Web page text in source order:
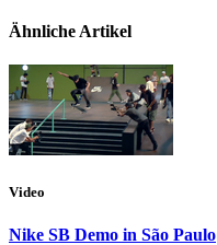
Ähnliche Artikel
Video
Nike SB Demo in São Paulo